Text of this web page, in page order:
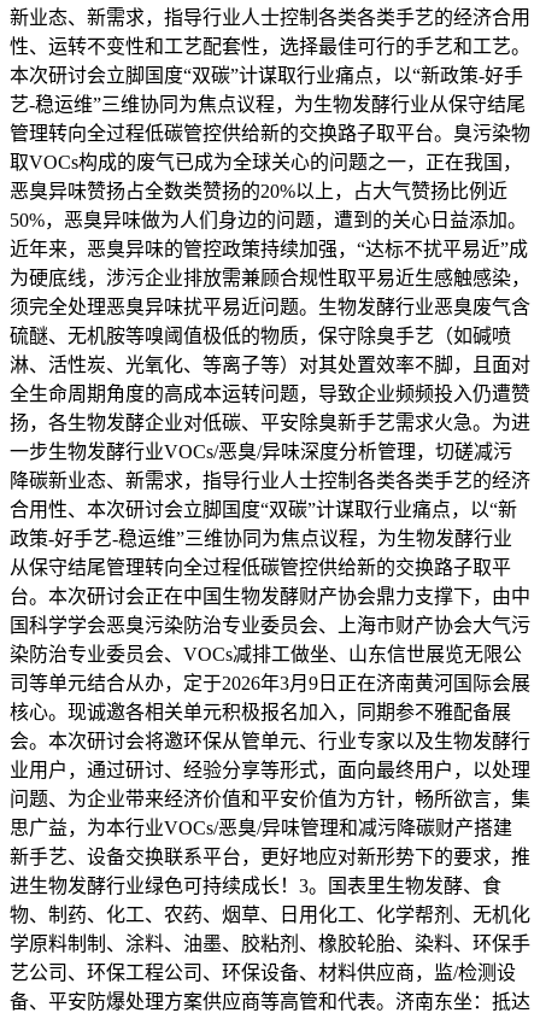
新业态、新需求，指导行业人士控制各类各类手艺的经济合用
性、运转不变性和工艺配套性，选择最佳可行的手艺和工艺。
本次研讨会立脚国度“双碳”计谋取行业痛点，以“新政策-好手
艺-稳运维”三维协同为焦点议程，为生物发酵行业从保守结尾
管理转向全过程低碳管控供给新的交换路子取平台。臭污染物
取VOCs构成的废气已成为全球关心的问题之一，正在我国，
恶臭异味赞扬占全数类赞扬的20%以上，占大气赞扬比例近
50%，恶臭异味做为人们身边的问题，遭到的关心日益添加。
近年来，恶臭异味的管控政策持续加强，“达标不扰平易近”成
为硬底线，涉污企业排放需兼顾合规性取平易近生感触感染，
须完全处理恶臭异味扰平易近问题。生物发酵行业恶臭废气含
硫醚、无机胺等嗅阈值极低的物质，保守除臭手艺（如碱喷
淋、活性炭、光氧化、等离子等）对其处置效率不脚，且面对
全生命周期角度的高成本运转问题，导致企业频频投入仍遭赞
扬，各生物发酵企业对低碳、平安除臭新手艺需求火急。为进
一步生物发酵行业VOCs/恶臭/异味深度分析管理，切磋减污
降碳新业态、新需求，指导行业人士控制各类各类手艺的经济
合用性、本次研讨会立脚国度“双碳”计谋取行业痛点，以“新
政策-好手艺-稳运维”三维协同为焦点议程，为生物发酵行业
从保守结尾管理转向全过程低碳管控供给新的交换路子取平
台。本次研讨会正在中国生物发酵财产协会鼎力支撑下，由中
国科学学会恶臭污染防治专业委员会、上海市财产协会大气污
染防治专业委员会、VOCs减排工做坐、山东信世展览无限公
司等单元结合从办，定于2026年3月9日正在济南黄河国际会展
核心。现诚邀各相关单元积极报名加入，同期参不雅配备展
会。本次研讨会将邀环保从管单元、行业专家以及生物发酵行
业用户，通过研讨、经验分享等形式，面向最终用户，以处理
问题、为企业带来经济价值和平安价值为方针，畅所欲言，集
思广益，为本行业VOCs/恶臭/异味管理和减污降碳财产搭建
新手艺、设备交换联系平台，更好地应对新形势下的要求，推
进生物发酵行业绿色可持续成长！3。国表里生物发酵、食
物、制药、化工、农药、烟草、日用化工、化学帮剂、无机化
学原料制制、涂料、油墨、胶粘剂、橡胶轮胎、染料、环保手
艺公司、环保工程公司、环保设备、材料供应商，监/检测设
备、平安防爆处理方案供应商等高管和代表。济南东坐：抵达